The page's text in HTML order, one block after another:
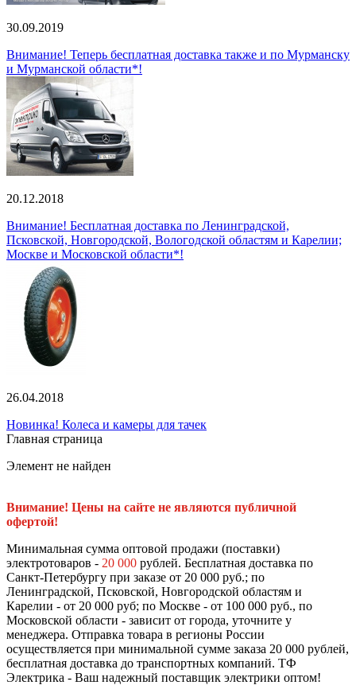
30.09.2019
Внимание! Теперь бесплатная доставка также и по Мурманску
и Мурманской области*!
20.12.2018
Внимание! Бесплатная доставка по Ленинградской,
Псковской, Новгородской, Вологодской областям и Карелии;
Москве и Московской области*!
26.04.2018
Новинка! Колеса и камеры для тачек
Главная страница
Элемент не найден
Внимание! Цены на сайте не являются публичной
офертой!
Минимальная сумма оптовой продажи (поставки)
электротоваров - 20 000 рублей. Бесплатная доставка по
Санкт-Петербургу при заказе от 20 000 руб.; по
Ленинградской, Псковской, Новгородской областям и
Карелии - от 20 000 руб; по Москве - от 100 000 руб., по
Московской области - зависит от города, уточните у
менеджера. Отправка товара в регионы России
осуществляется при минимальной сумме заказа 20 000 рублей,
бесплатная доставка до транспортных компаний. ТФ
Электрика - Ваш надежный поставщик электрики оптом!